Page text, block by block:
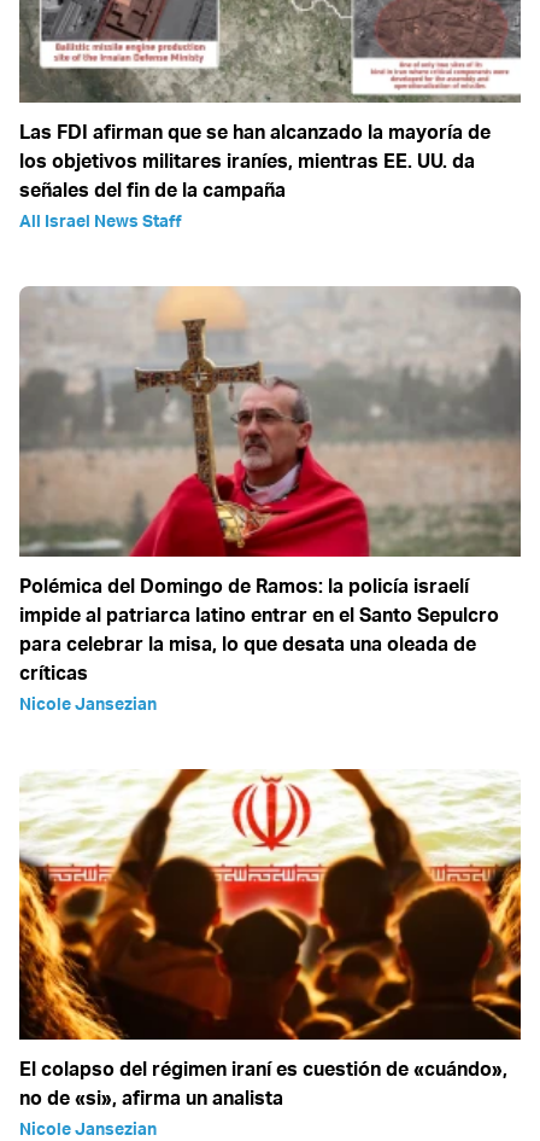
Las FDI afirman que se han alcanzado la mayoría de
los objetivos militares iraníes, mientras EE. UU. da
señales del fin de la campaña
All Israel News Staff
Polémica del Domingo de Ramos: la policía israelí
impide al patriarca latino entrar en el Santo Sepulcro
para celebrar la misa, lo que desata una oleada de
críticas
Nicole Jansezian
El colapso del régimen iraní es cuestión de «cuándo»,
no de «si», afirma un analista
Nicole Jansezian